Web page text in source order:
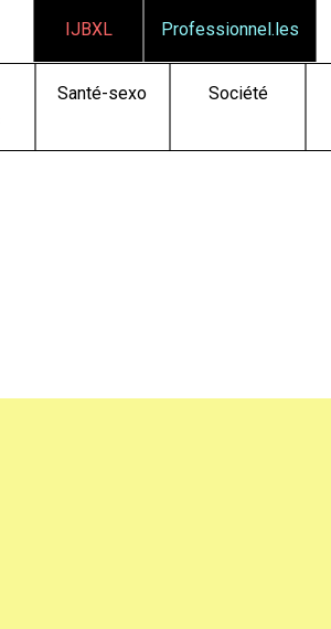
IJBXL Professionnel.les
Santé-sexo Société